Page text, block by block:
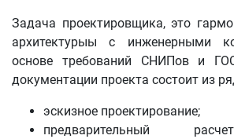
Задача проектировщика, это
архитектурыы с инженерными
основе требований СНИПов и
документации проекта состоит из
эскизное проектирование;
предварительный